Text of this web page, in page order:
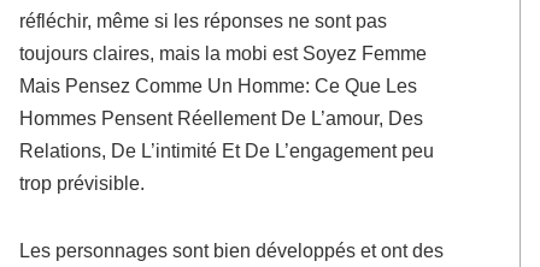
réfléchir, même si les réponses ne sont pas
toujours claires, mais la mobi est Soyez Femme
Mais Pensez Comme Un Homme: Ce Que Les
Hommes Pensent Réellement De L’amour, Des
Relations, De L’intimité Et De L’engagement peu
trop prévisible.
Les personnages sont bien développés et ont des